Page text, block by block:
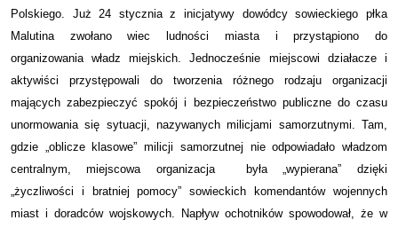
Polskiego. Już 24 stycznia z inicjatywy dowódcy sowieckiego płka
Malutina zwołano wiec ludności miasta i przystąpiono do
organizowania władz miejskich. Jednocześnie miejscowi działacze i
aktywiści przystępowali do tworzenia różnego rodzaju organizacji
mających zabezpieczyć spokój i bezpieczeństwo publiczne do czasu
unormowania się sytuacji, nazywanych milicjami samorzutnymi. Tam,
gdzie „oblicze klasowe” milicji samorzutnej nie odpowiadało władzom
centralnym, miejscowa organizacja była „wypierana” dzięki
„życzliwości i bratniej pomocy” sowieckich komendantów wojennych
miast i doradców wojskowych. Napływ ochotników spowodował, że w